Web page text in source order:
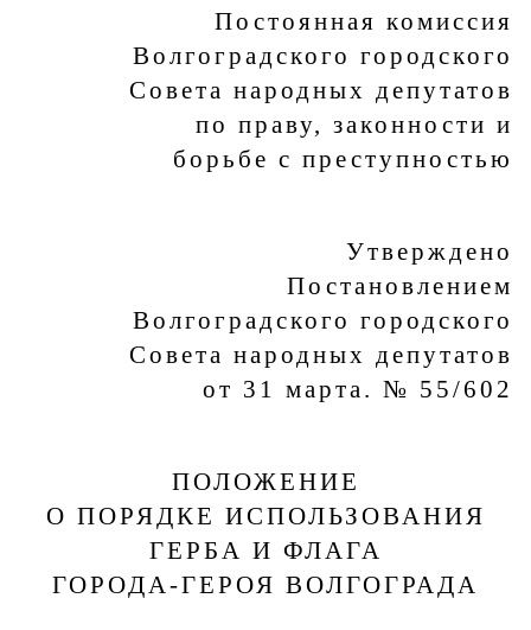
Постоянная комиссия
Волгоградского городского
Совета народных депутатов
по праву, законности и
борьбе с преступностью
Утверждено
Постановлением
Волгоградского городского
Совета народных депутатов
от 31 марта. № 55/602
ПОЛОЖЕНИЕ
О ПОРЯДКЕ ИСПОЛЬЗОВАНИЯ
ГЕРБА И ФЛАГА
ГОРОДА-ГЕРОЯ ВОЛГОГРАДА